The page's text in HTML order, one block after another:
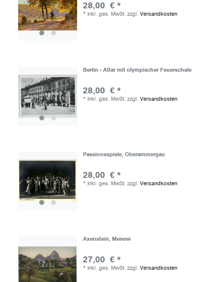
28,00 € *
* inkl. ges. MwSt. zzgl. Versandkosten
Berlin - Altar mit olympischer Feuerschale
28,00 € *
* inkl. ges. MwSt. zzgl. Versandkosten
Passionsspiele, Oberammergau
28,00 € *
* inkl. ges. MwSt. zzgl. Versandkosten
Axenstein, Meierei
27,00 € *
* inkl. ges. MwSt. zzgl. Versandkosten